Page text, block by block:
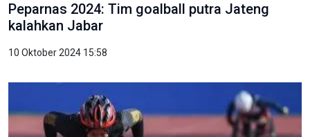
Peparnas 2024: Tim goalball putra Jateng
kalahkan Jabar
10 Oktober 2024 15:58